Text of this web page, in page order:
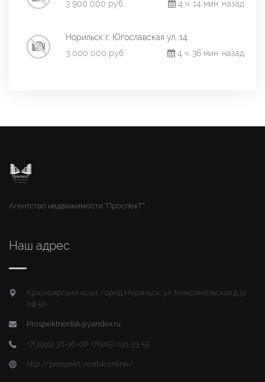
3 900 000 руб.
4 ч. 14 мин. назад
Норильск г, Югославская ул, 14
3 000 000 руб.
4 ч. 36 мин. назад
Агентство недвижимости "ПроспекТ"
Наш адрес
Красноярский край, город Норильск, ул. Комсомольская д.32
оф.50
Prospektnorilsk@yandex.ru
+7(3919) 36-36-06 +7(905) 091-33-55
http://prospekt-norilsk.online/